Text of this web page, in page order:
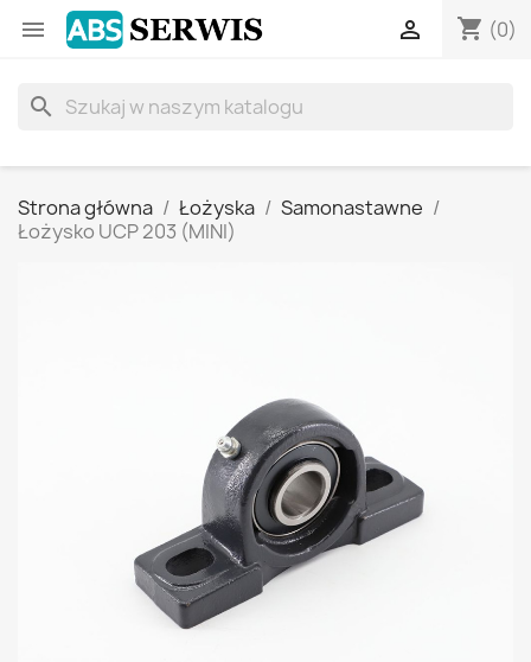
 shopping_cart (0)

search
Strona główna Łożyska
Samonastawne
Łożysko UCP 203 (MINI)